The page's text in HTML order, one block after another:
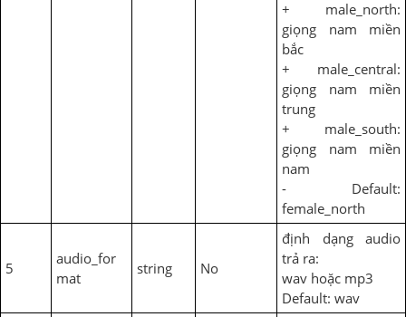
+ male_north:
giọng nam miền
bắc
+ male_central:
giọng nam miền
trung
+ male_south:
giọng nam miền
nam
- Default:
female_north
5
audio_for
mat
string No
định dạng audio
trả ra:
wav hoặc mp3
Default: wav